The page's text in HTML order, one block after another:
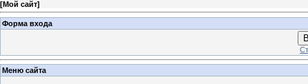
[Мой сайт]
Форма входа
Меню сайта